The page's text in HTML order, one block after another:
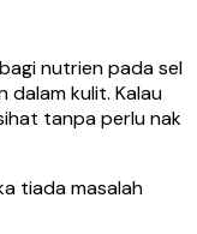
nutrien pada sel
dalam kulit. Kalau
tanpa perlu nak
tiada masalah